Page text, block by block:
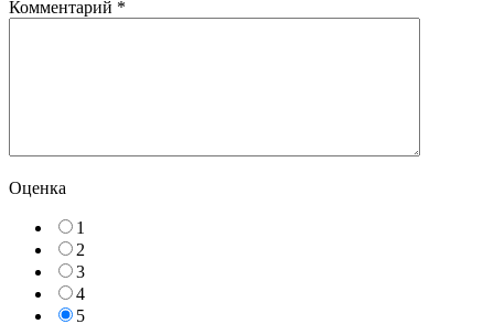
Комментарий *
Оценка
1
2
3
4
5